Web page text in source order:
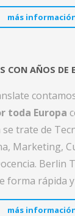
más
CON AÑOS DE
toda Europa
se trate de
Marketing,
Berlin
forma rápida
más